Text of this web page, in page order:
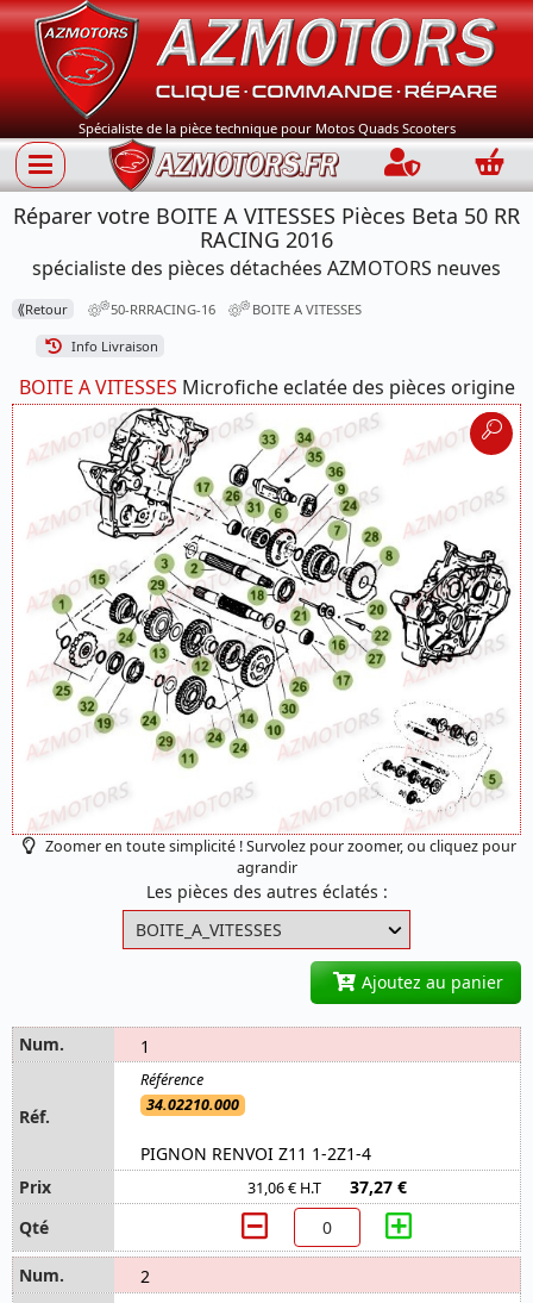
Spécialiste de la pièce technique pour Motos Quads Scooters
Connection
Réparer votre BOITE A VITESSES Pièces Beta 50 RR
RACING 2016
spécialiste des pièces détachées AZMOTORS neuves
⟪Retour 50-RRRACING-16 BOITE A VITESSES
Info Livraison
BOITE A VITESSES Microfiche eclatée des pièces origine
Zoomer en toute simplicité ! Survolez pour zoomer, ou cliquez pour
agrandir
Les pièces des autres éclatés :
Ajoutez au panier
1
34.02210.000
PIGNON RENVOI Z11 1-2Z1-4
31,06 € H.T 37,27 €
2